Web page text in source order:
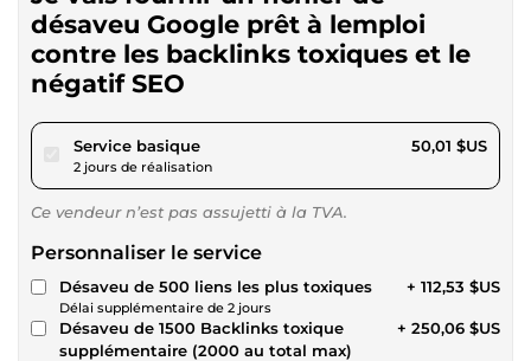
désaveu Google prêt à lemploi
contre les backlinks toxiques et le
négatif SEO
Service basiquepour 46,09 $US
2 jours de réalisation
50,01 $US
Ce vendeur n’est pas assujetti à la TVA.
Personnaliser le service
Désaveu de 500 liens les plus toxiques
Délai supplémentaire de 2 jours
+ 112,53 $US
Désaveu de 1500 Backlinks toxique
supplémentaire (2000 au total max)
+ 250,06 $US